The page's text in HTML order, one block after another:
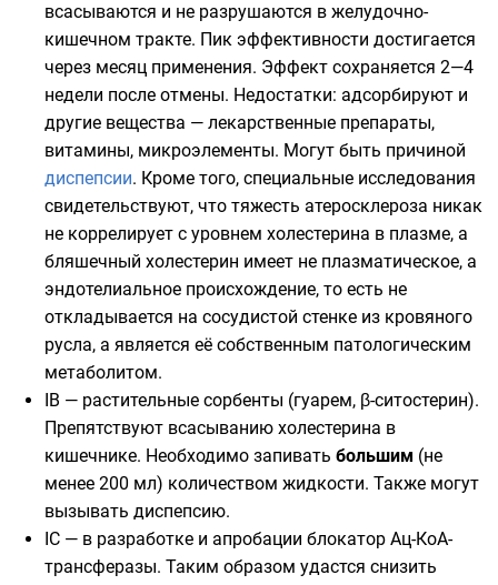
всасываются и не разрушаются в желудочно-
кишечном тракте. Пик эффективности достигается
через месяц применения. Эффект сохраняется 2—4
недели после отмены. Недостатки: адсорбируют и
другие вещества — лекарственные препараты,
витамины, микроэлементы. Могут быть причиной
диспепсии. Кроме того, специальные исследования
свидетельствуют, что тяжесть атеросклероза никак
не коррелирует с уровнем холестерина в плазме, а
бляшечный холестерин имеет не плазматическое, а
эндотелиальное происхождение, то есть не
откладывается на сосудистой стенке из кровяного
русла, а является её собственным патологическим
метаболитом.
IB — растительные сорбенты (гуарем, β-ситостерин).
Препятствуют всасыванию холестерина в
кишечнике. Необходимо запивать большим (не
менее 200 мл) количеством жидкости. Также могут
вызывать диспепсию.
IC — в разработке и апробации блокатор Ац-КоА-
трансферазы. Таким образом удастся снизить